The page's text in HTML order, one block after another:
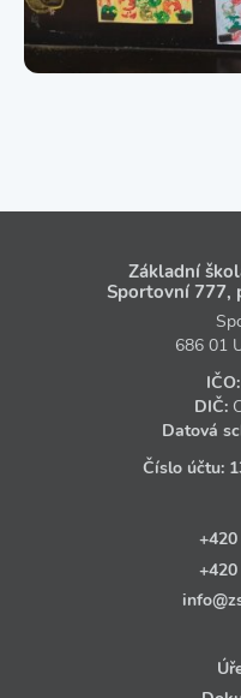
Základní
Sportovní 777,
686 01
IČO:
DIČ:
Datová
Číslo účtu: